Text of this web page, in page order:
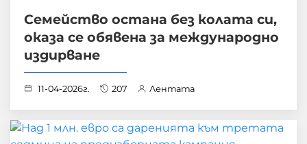
Семейство остана без колата си,
оказа се обявена за международно
издирване
11-04-2026г. 207 Лентата